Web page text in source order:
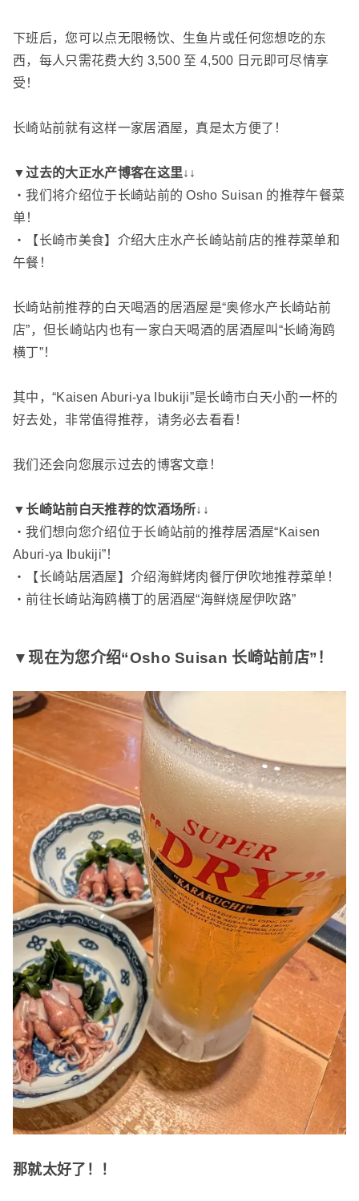
下班后，您可以点无限畅饮、生鱼片或任何您想吃的东
西，每人只需花费大约 3,500 至 4,500 日元即可尽情享
受！
长崎站前就有这样一家居酒屋，真是太方便了！
▼过去的大正水产博客在这里↓↓
・我们将介绍位于长崎站前的 Osho Suisan 的推荐午餐菜
单！
・
【长崎市美食】介绍大庄水产长崎站前店的推荐菜单和
午餐！
长崎站前推荐的白天喝酒的居酒屋是“奥修水产长崎站前
店”，但长崎站内也有一家白天喝酒的居酒屋叫“长崎海鸥
横丁”！
其中，“Kaisen Aburi-ya Ibukiji”是长崎市白天小酌一杯的
好去处，非常值得推荐，请务必去看看！
我们还会向您展示过去的博客文章！
▼长崎站前白天推荐的饮酒场所↓↓
・我们想向您介绍位于长崎站前的推荐居酒屋“Kaisen
Aburi-ya Ibukiji”！
・
【长崎站居酒屋】介绍海鲜烤肉餐厅伊吹地推荐菜单！
・前往长崎站海鸥横丁的居酒屋“海鲜烧屋伊吹路”
▼现在为您介绍“Osho Suisan 长崎站前店”！
那就太好了！！